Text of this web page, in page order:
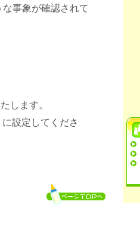
事象が確認されて
します。
設定してくださ